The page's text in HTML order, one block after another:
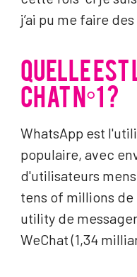
j’ai pu me faire
QUELLE
CHAT N°1 ?
WhatsApp est
populaire, avec
d'utilisateurs
tens of millions
utility de
WeChat (1,34